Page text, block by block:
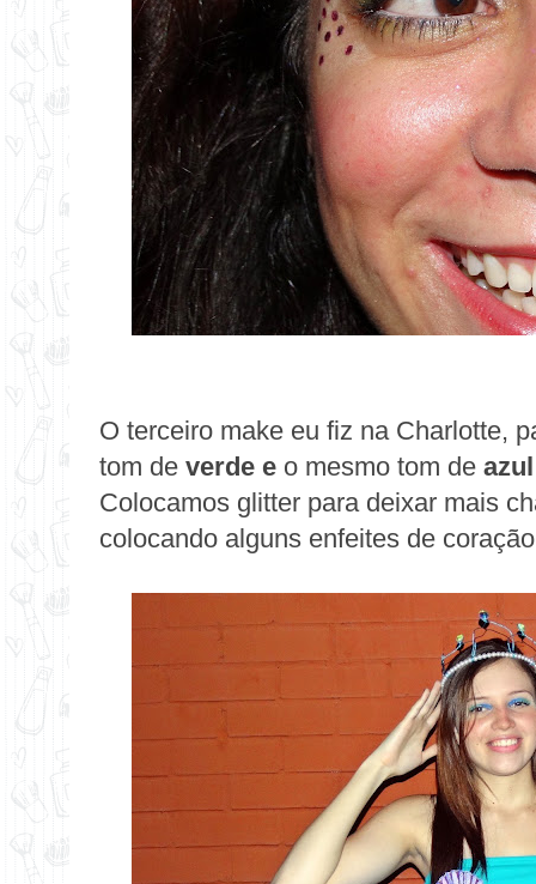
O terceiro make eu fiz na Charlotte,
tom de verde e o mesmo tom de azul
Colocamos glitter para deixar mais
colocando alguns enfeites de